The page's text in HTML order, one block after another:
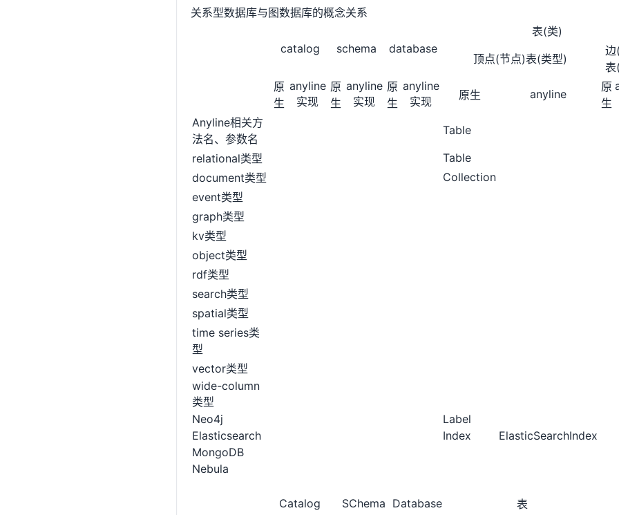
关系型数据库与图数据库的概念关系
catalog schema database
表(类)
顶点(节点)表(类型)
边
表
原
生
anyline
实现
原
生
anyline
实现
原
生
anyline
实现
原生 anyline
原
生
Anyline相关方
法名、参数名
Table
relational类型
Table
document类型
Collection
event类型
graph类型
kv类型
object类型
rdf类型
search类型
spatial类型
time series类
型
vector类型
wide-column
类型
Neo4j
Label
Elasticsearch
Index ElasticSearchIndex
MongoDB
Nebula
Catalog SChema Database 表